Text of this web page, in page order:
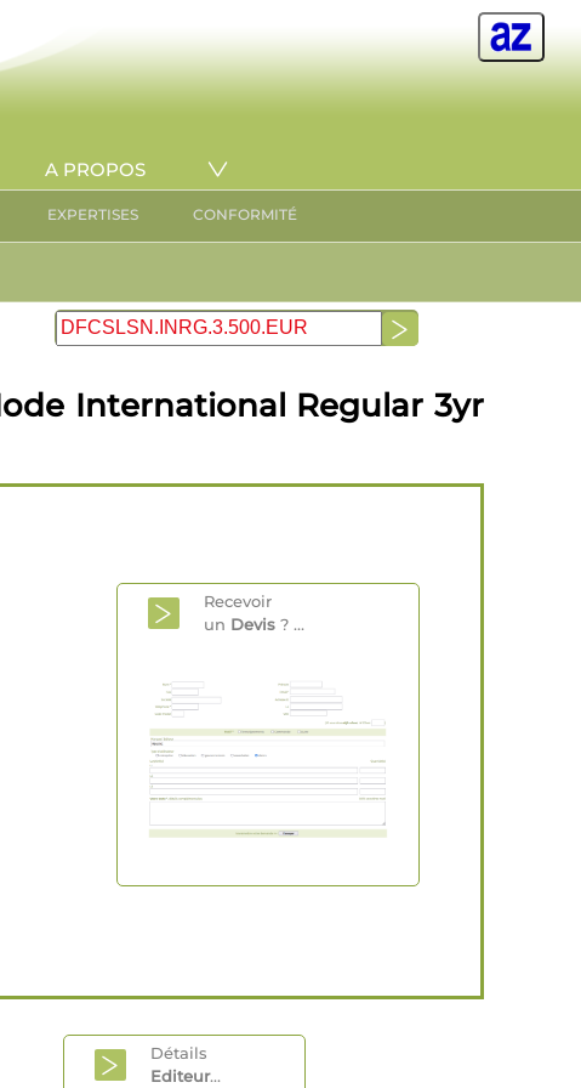
A PROPOS
EXPERTISES CONFORMITÉ
International Regular 3yr
Recevoir
un Devis ? ...
Détails
Editeur...